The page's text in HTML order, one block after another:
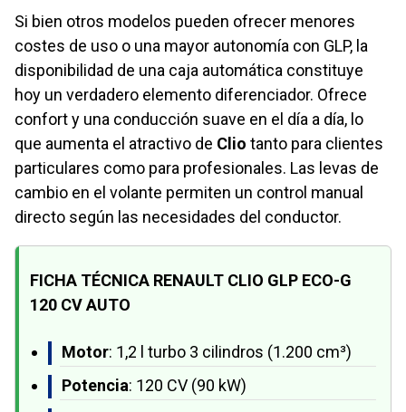
Si bien otros modelos pueden ofrecer menores
costes de uso o una mayor autonomía con GLP, la
disponibilidad de una caja automática constituye
hoy un verdadero elemento diferenciador. Ofrece
confort y una conducción suave en el día a día, lo
que aumenta el atractivo de Clio tanto para clientes
particulares como para profesionales. Las levas de
cambio en el volante permiten un control manual
directo según las necesidades del conductor.
FICHA TÉCNICA RENAULT CLIO GLP ECO-G
120 CV AUTO
Motor: 1,2 l turbo 3 cilindros (1.200 cm³)
Potencia: 120 CV (90 kW)